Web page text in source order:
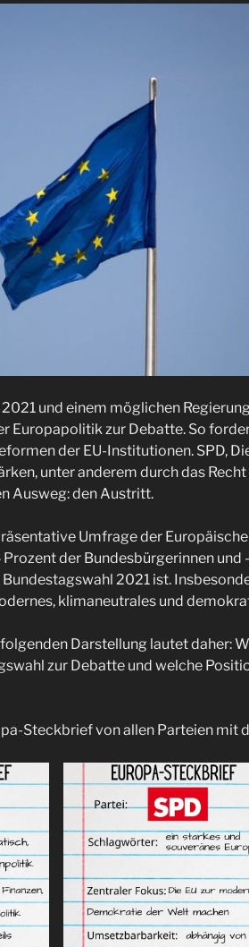
und einem möglichen
Europapolitik zur Debatte. So
der EU-Institutionen. SPD,
unter anderem durch das
Ausweg: den Austritt.
Umfrage der
der Bundesbürgerinnen
2021 ist.
klimaneutrales und
Darstellung lautet daher:
zur Debatte und welche
Steckbrief von allen Parteien mit